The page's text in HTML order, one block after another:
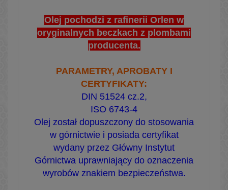
Olej pochodzi z rafinerii Orlen w
oryginalnych beczkach z plombami
producenta.
PARAMETRY, APROBATY I
CERTYFIKATY:
DIN 51524 cz.2,
ISO 6743-4
Olej został dopuszczony do stosowania
w górnictwie i posiada certyfikat
wydany przez Główny Instytut
Górnictwa uprawniający do oznaczenia
wyrobów znakiem bezpieczeństwa.